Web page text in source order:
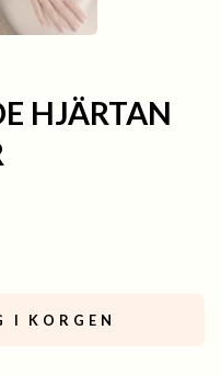
HJÄRTAN
I KORGEN